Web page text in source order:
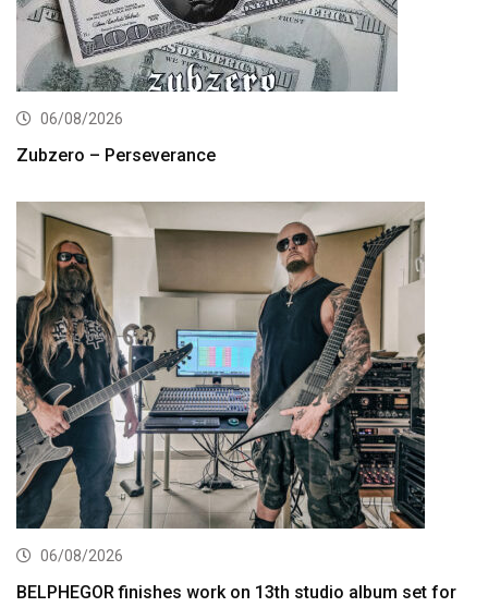
06/08/2026
Zubzero – Perseverance
06/08/2026
BELPHEGOR finishes work on 13th studio album set for